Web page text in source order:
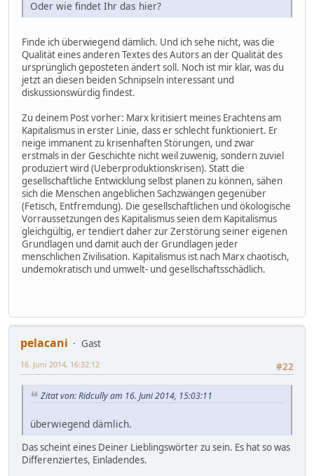
Oder wie findet Ihr das hier?
Finde ich überwiegend dämlich. Und ich sehe nicht, was die
Qualität eines anderen Textes des Autors an der Qualität des
ursprünglich geposteten ändert soll. Noch ist mir klar, was du
jetzt an diesen beiden Schnipseln interessant und
diskussionswürdig findest.
Zu deinem Post vorher: Marx kritisiert meines Erachtens am
Kapitalismus in erster Linie, dass er schlecht funktioniert. Er
neige immanent zu krisenhaften Störungen, und zwar
erstmals in der Geschichte nicht weil zuwenig, sondern zuviel
produziert wird (Ueberproduktionskrisen). Statt die
gesellschaftliche Entwicklung selbst planen zu können, sähen
sich die Menschen angeblichen Sachzwängen gegenüber
(Fetisch, Entfremdung). Die gesellschaftlichen und ökologische
Vorraussetzungen des Kapitalismus seien dem Kapitalismus
gleichgültig, er tendiert daher zur Zerstörung seiner eigenen
Grundlagen und damit auch der Grundlagen jeder
menschlichen Zivilisation. Kapitalismus ist nach Marx chaotisch,
undemokratisch und umwelt- und gesellschaftsschädlich.
pelacani
Gast
#22
16. Juni 2014, 16:32:12
Zitat von: Ridcully am 16. Juni 2014, 15:03:11
überwiegend dämlich.
Das scheint eines Deiner Lieblingswörter zu sein. Es hat so was
Differenziertes, Einladendes.